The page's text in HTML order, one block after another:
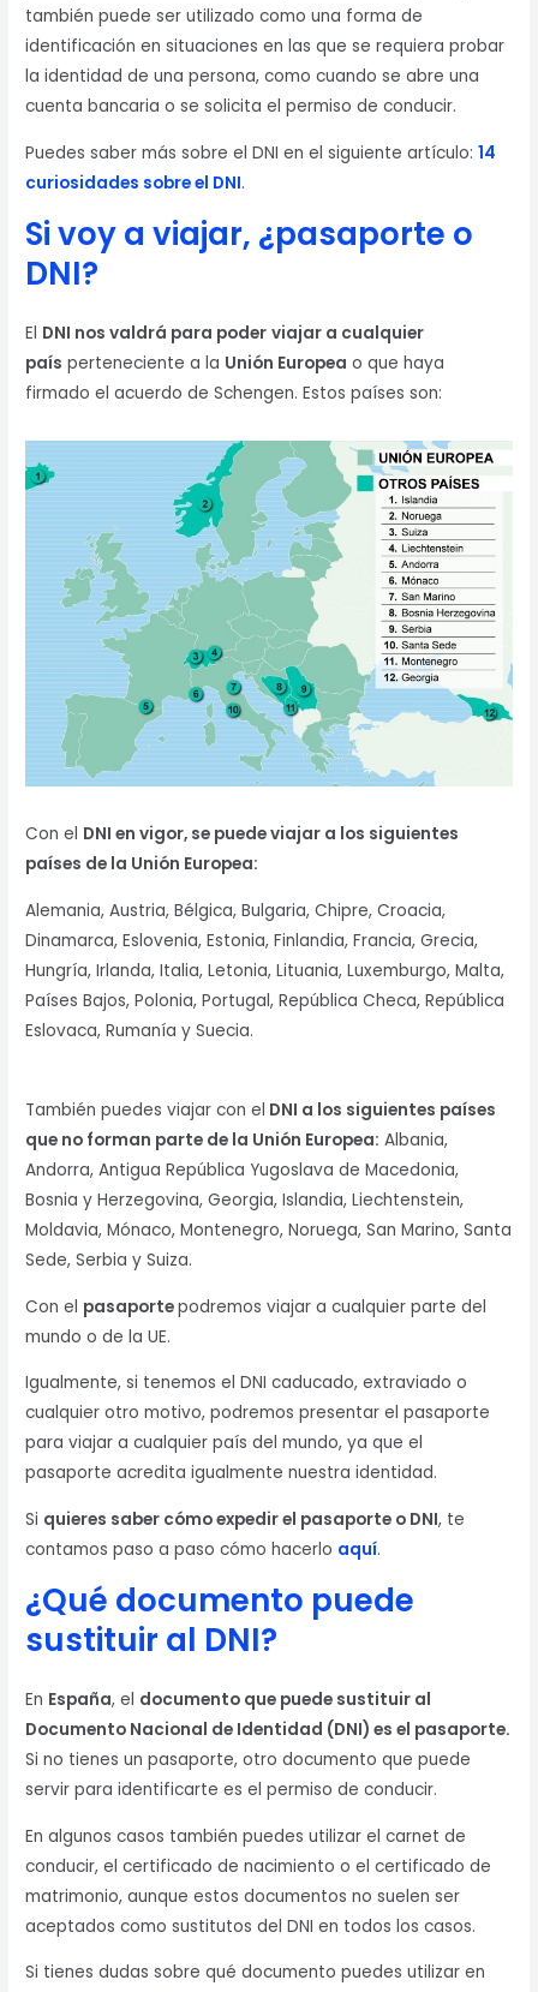
también puede ser utilizado como una forma de
identificación en situaciones en las que se requiera probar
la identidad de una persona, como cuando se abre una
cuenta bancaria o se solicita el permiso de conducir.
Puedes saber más sobre el DNI en el siguiente artículo:14
curiosidades sobre el DNI.
Si voy a viajar, ¿pasaporte o
DNI?
El DNI nos valdrá para poder viajar a cualquier
país perteneciente a la Unión Europea o que haya
firmado el acuerdo de Schengen. Estos países son:
Con el DNI en vigor, se puede viajar a los siguientes
países de la Unión Europea:
Alemania, Austria, Bélgica, Bulgaria, Chipre, Croacia,
Dinamarca, Eslovenia, Estonia, Finlandia, Francia, Grecia,
Hungría, Irlanda, Italia, Letonia, Lituania, Luxemburgo, Malta,
Países Bajos, Polonia, Portugal, República Checa, República
Eslovaca, Rumanía y Suecia.
También puedes viajar con el DNI a los siguientes países
que no forman parte de la Unión Europea: Albania,
Andorra, Antigua República Yugoslava de Macedonia,
Bosnia y Herzegovina, Georgia, Islandia, Liechtenstein,
Moldavia, Mónaco, Montenegro, Noruega, San Marino, Santa
Sede, Serbia y Suiza.
Con el pasaportepodremos viajar a cualquier parte del
mundo o de la UE.
Igualmente, si tenemos el DNI caducado, extraviado o
cualquier otro motivo, podremos presentar el pasaporte
para viajar a cualquier país del mundo, ya que el
pasaporte acredita igualmente nuestra identidad.
Si quieres saber cómo expedir el pasaporte o DNI, te
contamos paso a paso cómo hacerlo aquí.
¿Qué documento puede
sustituir al DNI?
En España, el documento que puede sustituir al
Documento Nacional de Identidad (DNI) es el pasaporte.
Si no tienes un pasaporte, otro documento que puede
servir para identificarte es el permiso de conducir.
En algunos casos también puedes utilizar el carnet de
conducir, el certificado de nacimiento o el certificado de
matrimonio, aunque estos documentos no suelen ser
aceptados como sustitutos del DNI en todos los casos.
Si tienes dudas sobre qué documento puedes utilizar en